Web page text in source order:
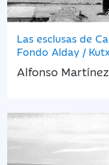
Las esclusas de
Fondo Alday /
Alfonso